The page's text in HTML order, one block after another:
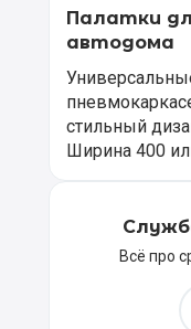
Палатки
автодома
стильный
Ширина 400
Всё про